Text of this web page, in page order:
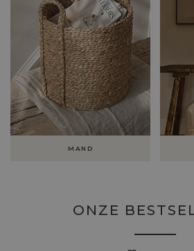
MAND
ONZE